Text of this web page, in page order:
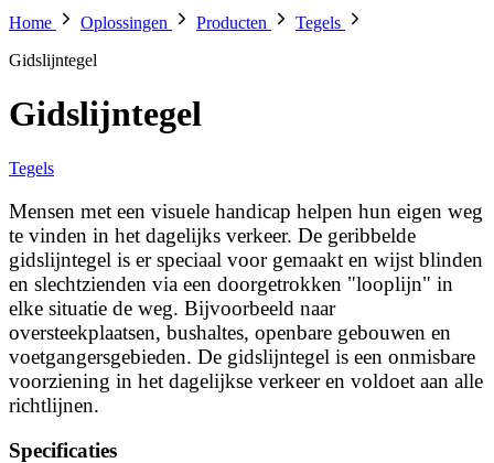
Home Oplossingen Producten
Tegels
Gidslijntegel
Gidslijntegel
Tegels
Mensen met een visuele handicap helpen hun eigen weg
te vinden in het dagelijks verkeer. De geribbelde
gidslijntegel is er speciaal voor gemaakt en wijst blinden
en slechtzienden via een doorgetrokken "looplijn" in
elke situatie de weg. Bijvoorbeeld naar
oversteekplaatsen, bushaltes, openbare gebouwen en
voetgangersgebieden. De gidslijntegel is een onmisbare
voorziening in het dagelijkse verkeer en voldoet aan alle
richtlijnen.
Specificaties